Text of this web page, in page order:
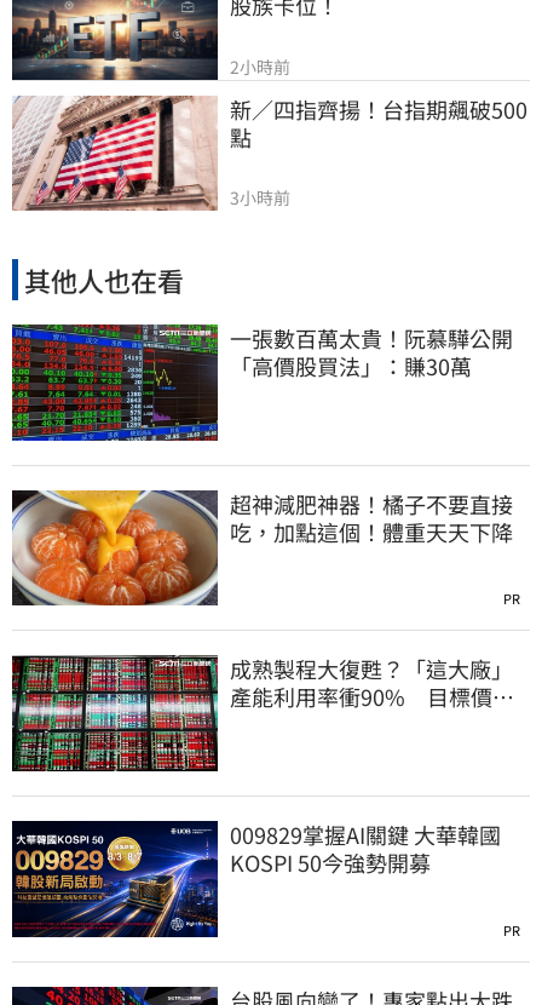
2小時前
新／四指齊揚！台指期飆破500
點
3小時前
其他人也在看
一張數百萬太貴！阮慕驊公開
「高價股買法」：賺30萬
超神減肥神器！橘子不要直接
吃，加點這個！體重天天下降
PR
成熟製程大復甦？「這大廠」
產能利用率衝90% 目標價上
009829掌握AI關鍵 大華韓國
KOSPI 50今強勢開募
PR